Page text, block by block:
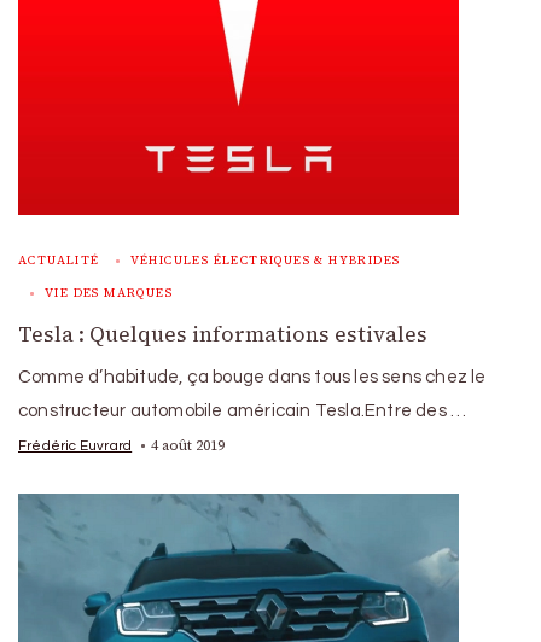
ACTUALITÉ VÉHICULES ÉLECTRIQUES & HYBRIDES
VIE DES MARQUES
Tesla : Quelques informations estivales
Comme d’habitude, ça bouge dans tous les sens chez le
constructeur automobile américain Tesla.Entre des …
Frédéric Euvrard 4 août 2019